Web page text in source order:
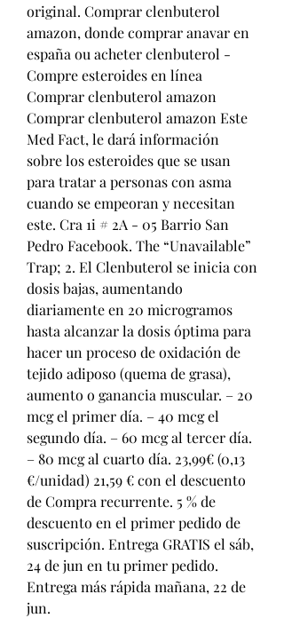
original. Comprar clenbuterol
amazon, donde comprar anavar en
españa ou acheter clenbuterol -
Compre esteroides en línea
Comprar clenbuterol amazon
Comprar clenbuterol amazon Este
Med Fact, le dará información
sobre los esteroides que se usan
para tratar a personas con asma
cuando se empeoran y necesitan
este. Cra 1i # 2A - 05 Barrio San
Pedro Facebook. The “Unavailable”
Trap; 2. El Clenbuterol se inicia con
dosis bajas, aumentando
diariamente en 20 microgramos
hasta alcanzar la dosis óptima para
hacer un proceso de oxidación de
tejido adiposo (quema de grasa),
aumento o ganancia muscular. – 20
mcg el primer día. – 40 mcg el
segundo día. – 60 mcg al tercer día.
– 80 mcg al cuarto día. 23,99€ (0,13
€/unidad) 21,59 € con el descuento
de Compra recurrente. 5 % de
descuento en el primer pedido de
suscripción. Entrega GRATIS el sáb,
24 de jun en tu primer pedido.
Entrega más rápida mañana, 22 de
jun.